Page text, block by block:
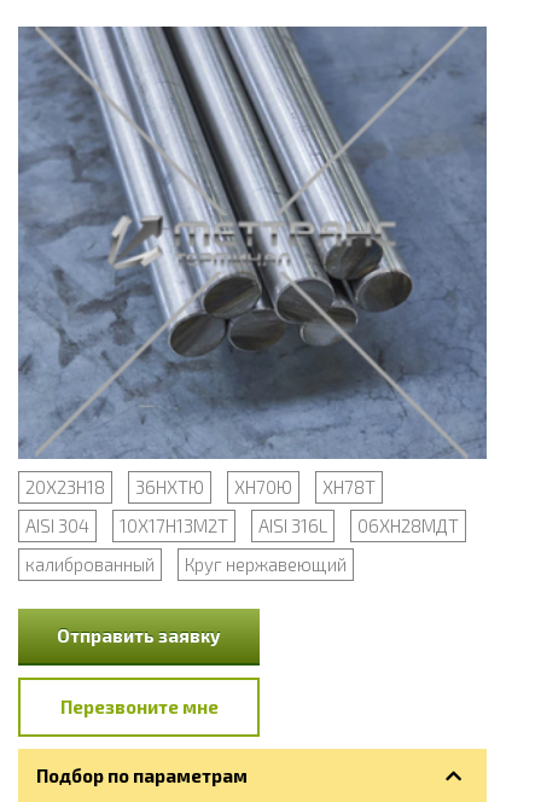
20Х23Н18 36НХТЮ ХН70Ю
ХН78Т
AISI 304
10Х17Н13М2Т AISI 316L
06ХН28МДТ
калиброванный
Круг нержавеющий
Отправить заявку
Перезвоните мне
Подбор по параметрам